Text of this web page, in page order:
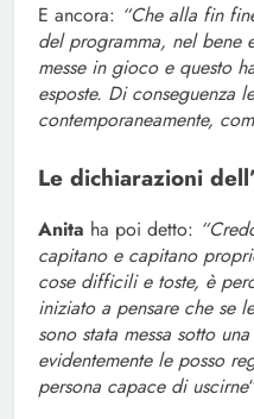
E ancora: “Che alla fin
del programma, nel bene
messe in gioco e questo
esposte. Di conseguenza
contemporaneamente,
Le dichiarazioni
Anita ha poi detto:
capitano e capitano
cose difficili e toste, è
iniziato a pensare che se
sono stata messa sotto
evidentemente le posso
persona capace di uscirne